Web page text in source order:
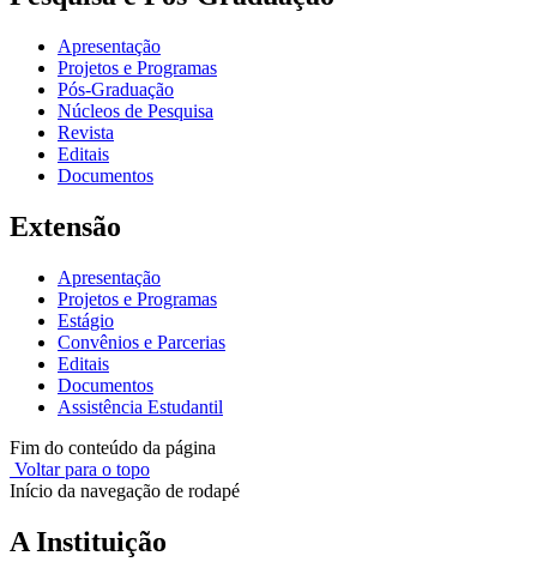
Apresentação
Projetos e Programas
Pós-Graduação
Núcleos de Pesquisa
Revista
Editais
Documentos
Extensão
Apresentação
Projetos e Programas
Estágio
Convênios e Parcerias
Editais
Documentos
Assistência Estudantil
Fim do conteúdo da página
Voltar para o topo
Início da navegação de rodapé
A Instituição